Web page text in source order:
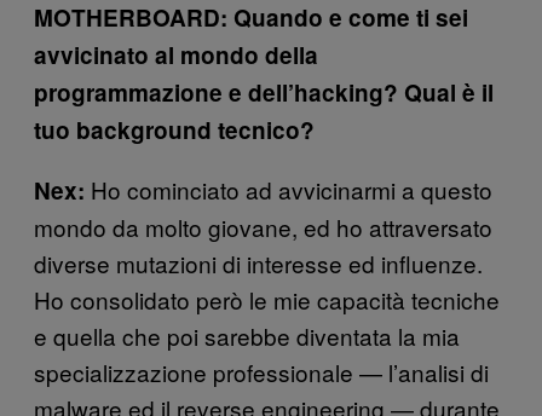
MOTHERBOARD: Quando e come ti sei
avvicinato al mondo della
programmazione e dell’hacking? Qual è il
tuo background tecnico?
Nex: Ho cominciato ad avvicinarmi a questo
mondo da molto giovane, ed ho attraversato
diverse mutazioni di interesse ed influenze.
Ho consolidato però le mie capacità tecniche
e quella che poi sarebbe diventata la mia
specializzazione professionale — l’analisi di
malware ed il reverse engineering — durante